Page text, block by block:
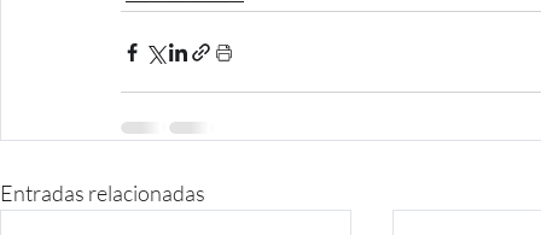
Entradas relacionadas